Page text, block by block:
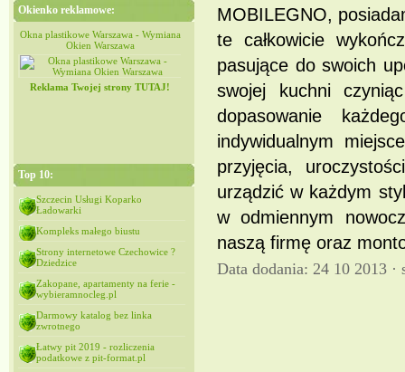
Okienko reklamowe:
Okna plastikowe Warszawa - Wymiana
Okien Warszawa
Okna plastikowe Warszawa - Wymiana
Okien Warszawa
Reklama Twojej strony TUTAJ!
Top 10:
Szczecin Usługi Koparko
Ładowarki
Kompleks małego biustu
Strony internetowe Czechowice ?
Dziedzice
Zakopane, apartamenty na ferie -
wybieramnocleg.pl
Darmowy katalog bez linka
zwrotnego
Łatwy pit 2019 - rozliczenia
podatkowe z pit-format.pl
MOBILEGNO,
te całkowicie
pasujące do swoich
swojej kuchni
dopasowanie
indywidualnym
przyjęcia,
urządzić w każdym
w odmiennym
naszą firmę oraz
Data dodania: 24 10 2013 ·